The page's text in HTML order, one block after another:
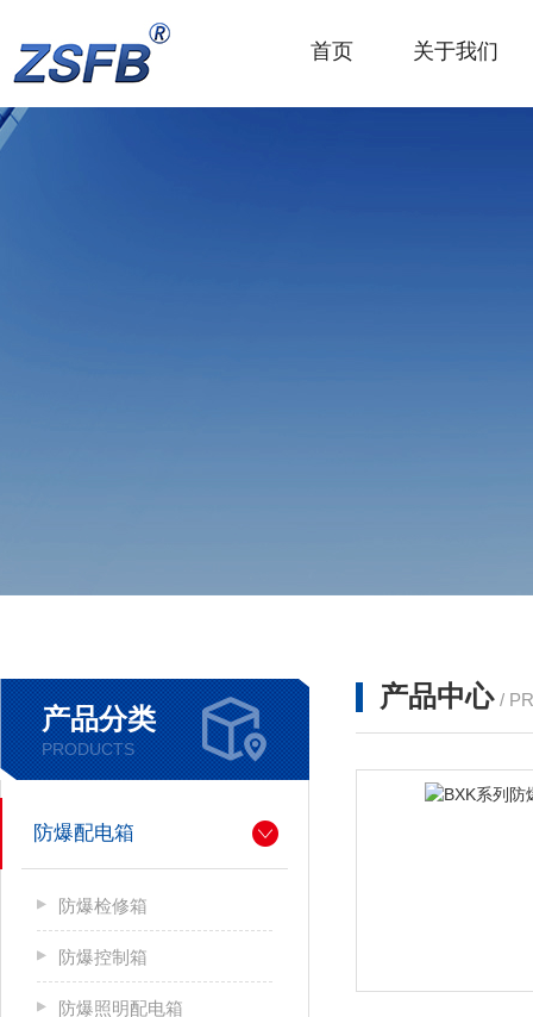
首页 关于我们
产品分类
PRODUCTS
防爆配电箱
防爆检修箱
防爆控制箱
防爆照明配电箱
产品中心 /